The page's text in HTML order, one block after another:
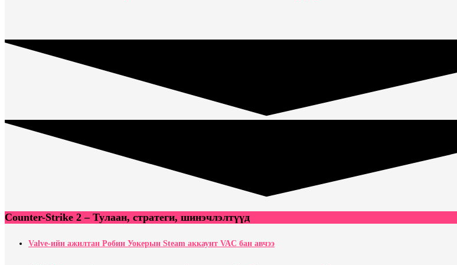
Counter-Strike 2 – Тулаан, стратеги, шинэчлэлтүүд
Valve-ийн ажилтан Робин Уокерын Steam аккаунт VAC бан авчээ